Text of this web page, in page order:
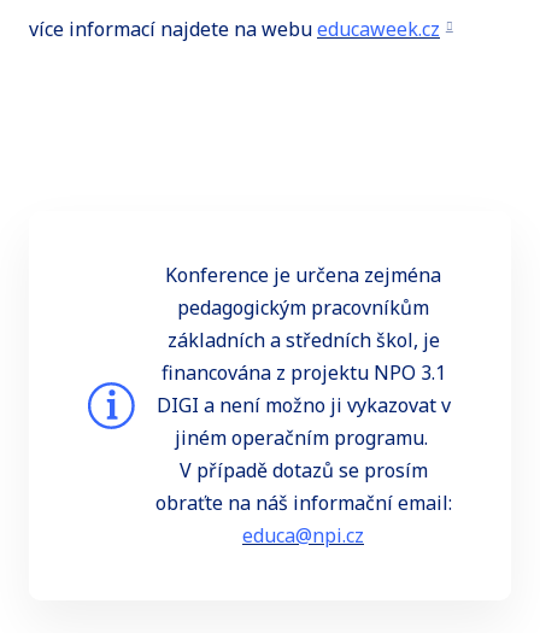
více informací najdete na webueducaweek.cz
Konference je určena zejména
pedagogickým pracovníkům
základních a středních škol, je
financována z projektu NPO 3.1
DIGI a není možno ji vykazovat v
jiném operačním programu.
V případě dotazů se prosím
obraťte na náš informační email:
educa@npi.cz